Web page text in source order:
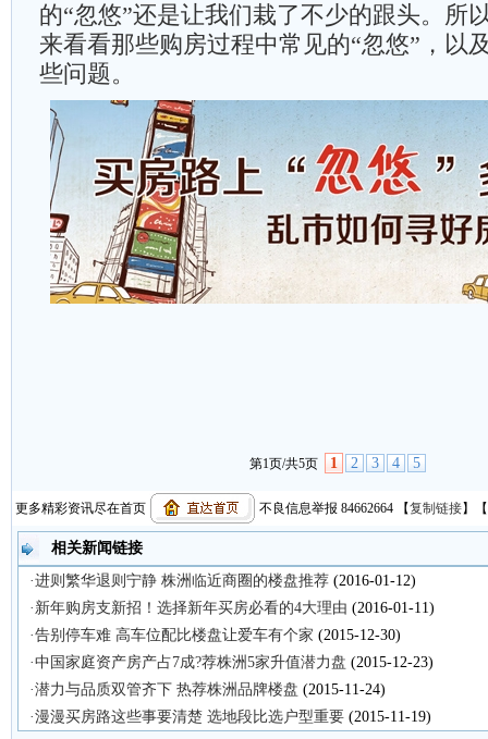
的“忽悠”还是让我们栽了不少的跟头。所
来看看那些购房过程中常见的“忽悠”，以
些问题。
第1页/共5页 1 2 3 4 5
更多精彩资讯尽在首页 不良信息举报 84662664 【复制链接】【
相关新闻链接
·进则繁华退则宁静 株洲临近商圈的楼盘推荐 (2016-01-12)
·新年购房支新招！选择新年买房必看的4大理由 (2016-01-11)
·告别停车难 高车位配比楼盘让爱车有个家 (2015-12-30)
·中国家庭资产房产占7成?荐株洲5家升值潜力盘 (2015-12-23)
·潜力与品质双管齐下 热荐株洲品牌楼盘 (2015-11-24)
·漫漫买房路这些事要清楚 选地段比选户型重要 (2015-11-19)